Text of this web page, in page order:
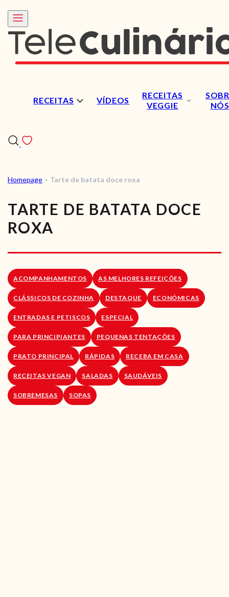
RECEITAS VÍDEOS
RECEITAS
VEGGIE
NÓS
RECEITAS
VÍDEOS
LOJA ONLINE
BLOG
Homepage > Tarte de batata doce roxa
TARTE DE BATATA DOCE
ROXA
ACOMPANHAMENTOS AS MELHORES REFEIÇÕES
CLÁSSICOS DE COZINHA DESTAQUE ECONÓMICAS
ENTRADAS E PETISCOS ESPECIAL
PARA PRINCIPIANTES PEQUENAS TENTAÇÕES
PRATO PRINCIPAL RÁPIDAS RECEBA EM CASA
RECEITAS VEGAN SALADAS SAUDÁVEIS
SOBREMESAS SOPAS